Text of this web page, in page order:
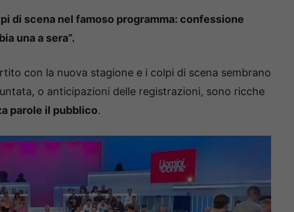
di scena nel famoso programma: confessione
una a sera”.
con la nuova stagione e i colpi di scena sembrano
o anticipazioni delle registrazioni, sono ricche
parole il pubblico.